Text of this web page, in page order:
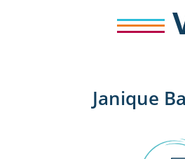
Janique